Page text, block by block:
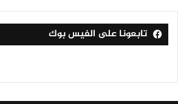
تابعونا على الفيس بوك